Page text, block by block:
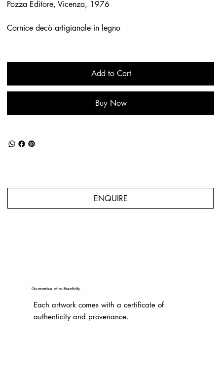
Pozza Editore, Vicenza, 1976
Cornice decò artigianale in legno
Add to Cart
Buy Now
ENQUIRE
Guarantee of authenticity
Each artwork comes with a certificate of
authenticity and provenance.